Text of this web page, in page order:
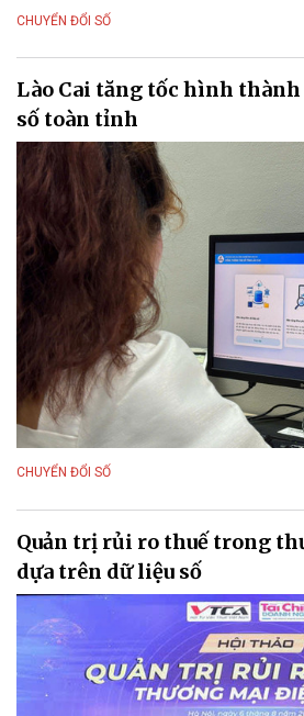
CHUYỂN ĐỔI SỐ
Lào Cai tăng tốc hình
số toàn tỉnh
CHUYỂN ĐỔI SỐ
Quản trị rủi ro thuế trong
dựa trên dữ liệu số